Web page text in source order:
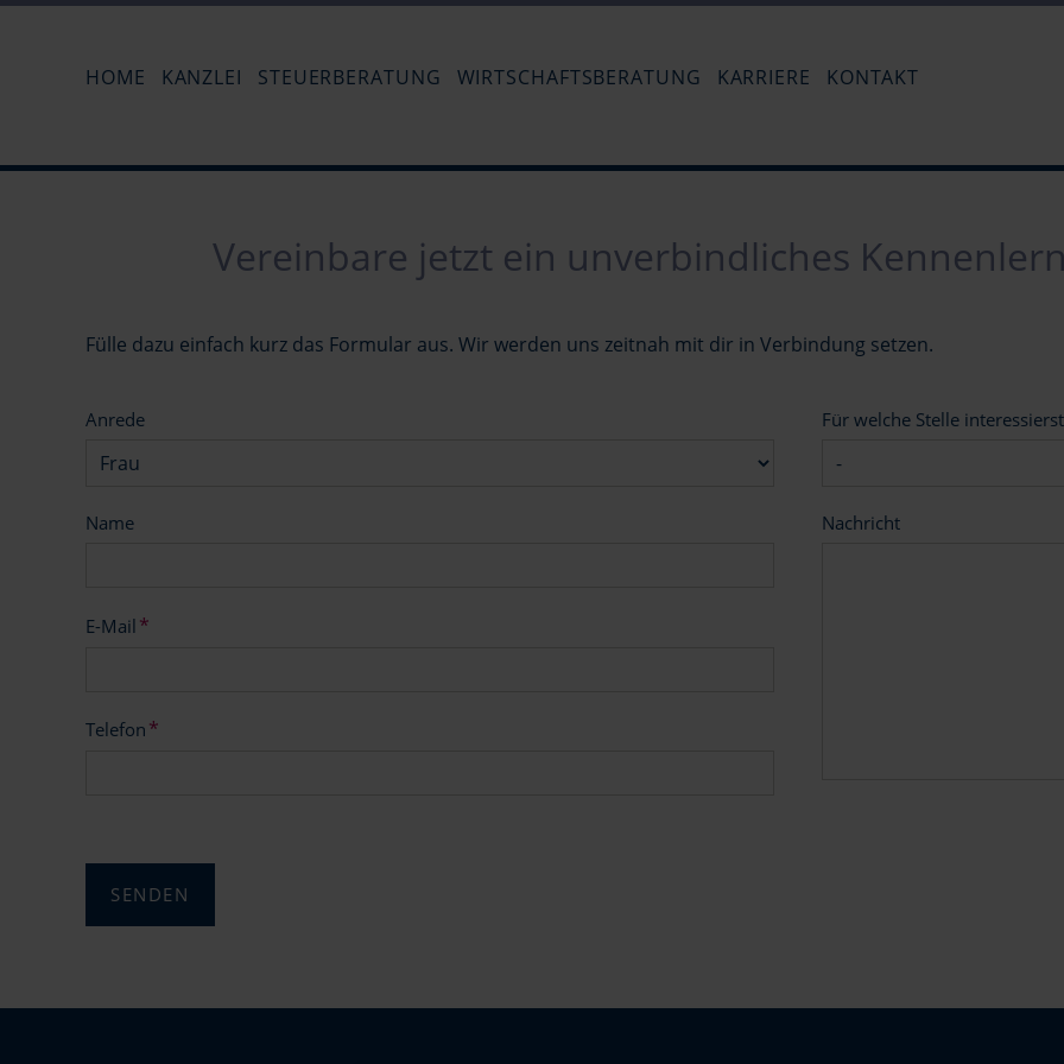
HOME KANZLEI STEUERBERATUNG WIRTSCHAFTSBERATUNG KARRIERE
Ausbildung zum
KONTAKT
Datenschutz
Vereinbare jetzt ein unverbindliches
Fülle dazu einfach kurz das Formular aus. Wir werden uns zeitnah mit dir in Verbindung setzen.
Anrede
Name
Pflichtfeld
E-Mail *
Pflichtfeld
Telefon *
Für welche Stelle
Nachricht
SENDEN